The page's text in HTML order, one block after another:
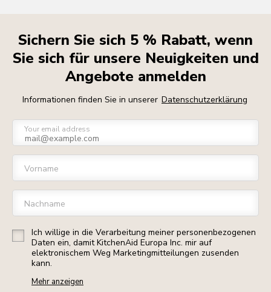
Sichern Sie sich 5 % Rabatt, wenn
Sie sich für unsere Neuigkeiten und
Angebote anmelden
Informationen finden Sie in unserer Datenschutzerklärung
Your email address
Vorname
Nachname
Ich willige in die Verarbeitung meiner personenbezogenen
Daten ein, damit KitchenAid Europa Inc. mir auf
elektronischem Weg Marketingmitteilungen zusenden
kann.
Mehr anzeigen